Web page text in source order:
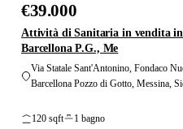
PREZZO RIDOTTO
€39.000
Attività di Sanitaria in vendita in
Barcellona P.G., Me
Via Statale Sant'Antonino, Fondaco
Barcellona Pozzo di Gotto, Messina,
120 sqft 1 bagno